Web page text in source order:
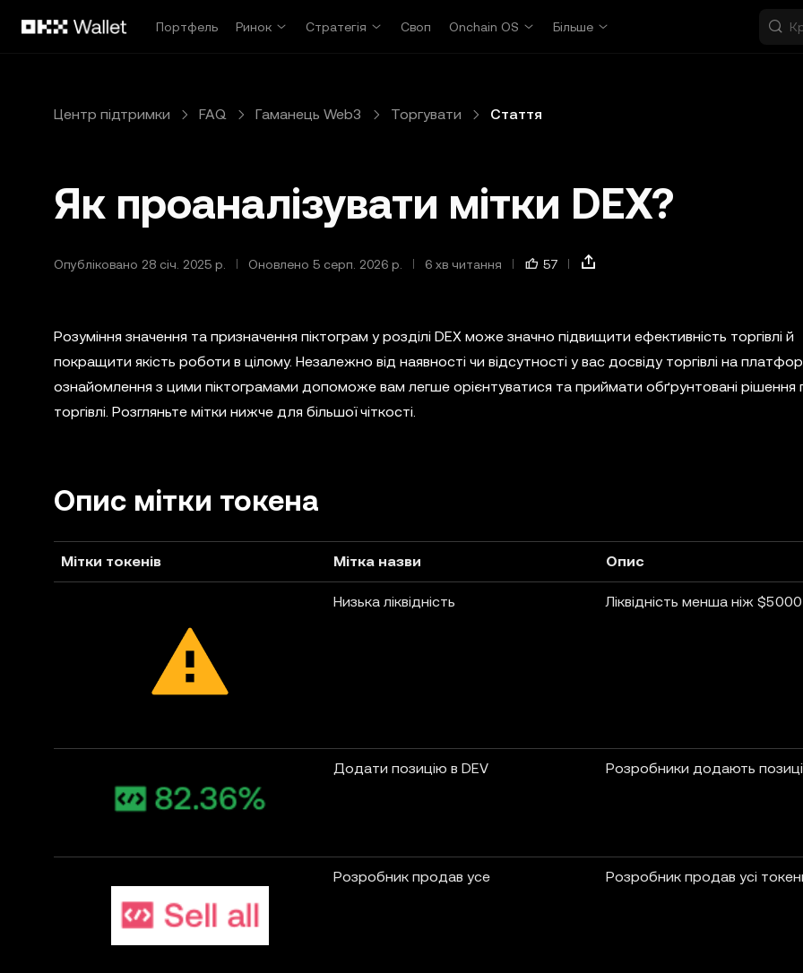
Портфель
Ринок Стратегія Своп Onchain OS Більше
Центр підтримки FAQ Гаманець Web3 Торгувати Стаття
Як проаналізувати мітки DEX?
Опубліковано 28 січ. 2025 р. Оновлено 5 серп. 2026 р. 6 хв читання 57
Розуміння значення та призначення піктограм у розділі DEX може значно підвищити ефективність торгівлі й
покращити якість роботи в цілому. Незалежно від наявності чи відсутності у вас досвіду торгівлі на
ознайомлення з цими піктограмами допоможе вам легше орієнтуватися та приймати обґрунтовані рішення
торгівлі. Розгляньте мітки нижче для більшої чіткості.
Опис мітки токена
Мітки токенів Мітка назви Опис
Низька ліквідність Ліквідність менша ніж $5000
Додати позицію в DEV Розробники додають
Розробник продав усе Розробник продав усі